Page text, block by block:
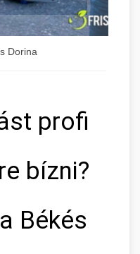
Dorina
profi
bízni?
Békés